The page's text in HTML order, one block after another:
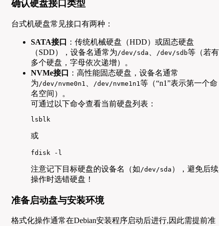
确认硬盘接口类型
台式机硬盘常见接口有两种：
SATA接口
：传统机械硬盘（HDD）或固态硬盘
（SDD），设备名通常为 /dev/sda /dev/sdb等（若有
多个硬盘，字母依次递增）。
NVMe接口
：高性能固态硬盘，设备名通常
为 /dev/nvme0n1 /dev/nvme1n1 等（“n1”表示第一个命
名空间）。
可通过以下命令查看当前硬盘列表：
lsblk
或
fdisk -l
注意记下目标硬盘的设备名（如 /dev/sda ），避免后续
操作时选错硬盘！
准备启动盘与安装环境
格式化操作通常在Debian安装程序启动后进行,因此需提前准